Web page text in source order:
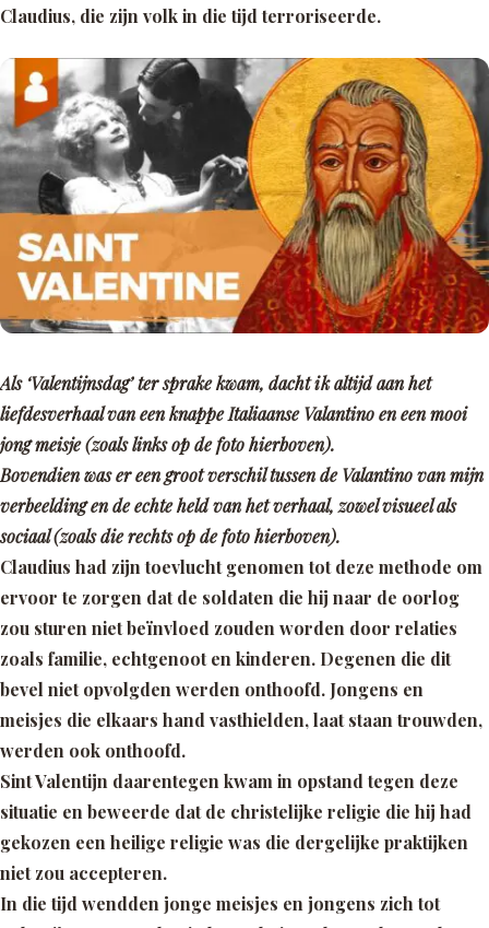
Claudius, die zijn volk in die tijd terroriseerde.
Als ‘Valentijnsdag’ ter sprake kwam, dacht ik altijd aan het
liefdesverhaal van een knappe Italiaanse Valantino en een mooi
jong meisje (zoals links op de foto hierboven).
Bovendien was er een groot verschil tussen de Valantino van mijn
verbeelding en de echte held van het verhaal, zowel visueel als
sociaal (zoals die rechts op de foto hierboven).
Claudius had zijn toevlucht genomen tot deze methode om
ervoor te zorgen dat de soldaten die hij naar de oorlog
zou sturen niet beïnvloed zouden worden door relaties
zoals familie, echtgenoot en kinderen. Degenen die dit
bevel niet opvolgden werden onthoofd. Jongens en
meisjes die elkaars hand vasthielden, laat staan trouwden,
werden ook onthoofd.
Sint Valentijn daarentegen kwam in opstand tegen deze
situatie en beweerde dat de christelijke religie die hij had
gekozen een heilige religie was die dergelijke praktijken
niet zou accepteren.
In die tijd wendden jonge meisjes en jongens zich tot